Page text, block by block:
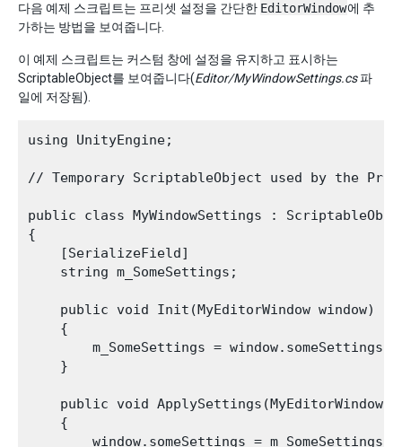
다음 예제 스크립트는 프리셋 설정을 간단한 EditorWindow에 추
가하는 방법을 보여줍니다.
이 예제 스크립트는 커스텀 창에 설정을 유지하고 표시하는
ScriptableObject를 보여줍니다(Editor/MyWindowSettings.cs파
일에 저장됨).
using UnityEngine;
// Temporary ScriptableObject used by the
public class MyWindowSettings :
{
    [SerializeField]
    string m_SomeSettings;
    public void Init(MyEditorWindow window)
    {
        m_SomeSettings = window.someSettings;
    }
public void ApplySettings(MyEditorWindow
    {
        window.someSettings = m_SomeSettings;